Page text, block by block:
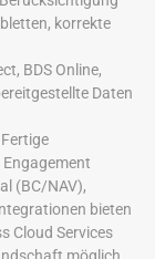
korrekte
BDS Online,
Daten
(BC/NAV),
bieten
Cloud Services